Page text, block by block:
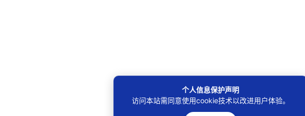
个人信息保护声明
访问本站需同意使用cookie技术以改进用户体验。